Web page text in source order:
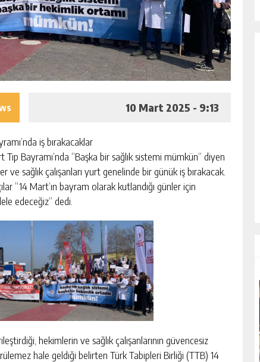
10 Mart 2025 - 9:13
iş bırakacaklar
Tıp Bayramı’nda “Başka bir sağlık sistemi mümkün” diyen
ve sağlık çalışanları yurt genelinde bir günük iş bırakacak.
‘‘14 Mart’ın bayram olarak kutlandığı günler için
edeceğiz” dedi.
hekimlerin ve sağlık çalışanlarının güvencesiz
hale geldiği belirten Türk Tabipleri Birliği (TTB) 14